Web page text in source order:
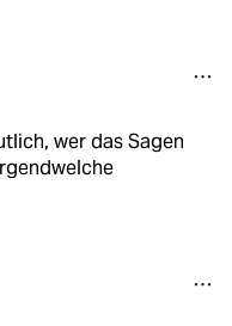
wer das Sagen